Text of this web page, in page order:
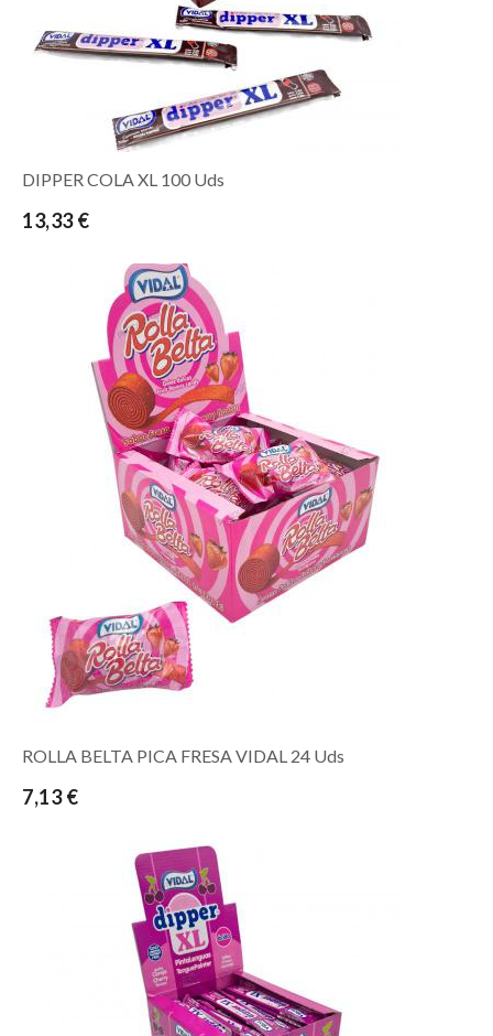
DIPPER COLA XL 100 Uds
13,33 €
ROLLA BELTA PICA FRESA VIDAL 24 Uds
7,13 €